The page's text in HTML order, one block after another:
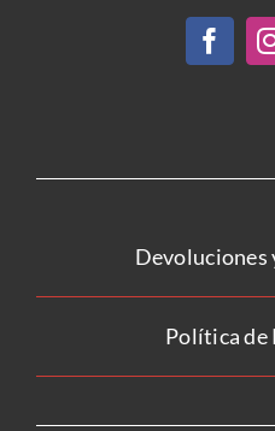
Devoluciones
Política de